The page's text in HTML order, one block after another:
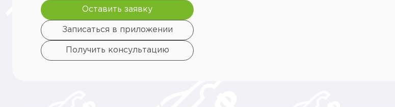
Оставить заявку
Записаться в приложении
Получить консультацию